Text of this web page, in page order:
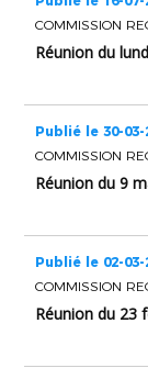
Réunion du
Publié le 30-03-
Réunion du 9
Publié le 02-03-
Réunion du 23